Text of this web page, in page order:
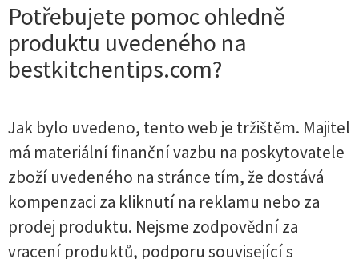
Potřebujete pomoc ohledně
produktu uvedeného na
bestkitchentips.com?
Jak bylo uvedeno, tento web je tržištěm. Majitel
má materiální finanční vazbu na poskytovatele
zboží uvedeného na stránce tím, že dostává
kompenzaci za kliknutí na reklamu nebo za
prodej produktu. Nejsme zodpovědní za
vracení produktů, podporu související s